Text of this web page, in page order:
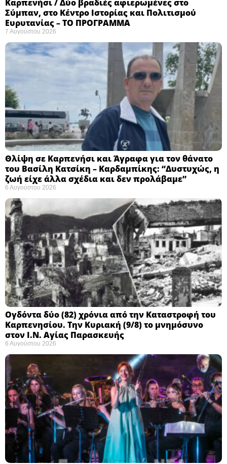
Καρπενήσι / Δύο βραδιές αφιερωμένες στο
Σύμπαν, στο Κέντρο Ιστορίας και Πολιτισμού
Ευρυτανίας – ΤΟ ΠΡΟΓΡΑΜΜΑ
7 Αυγούστου 2026
Θλίψη σε Καρπενήσι και Άγραφα για τον θάνατο
του Βασίλη Κατσίκη – Καρδαμπίκης: “Δυστυχώς, η
ζωή είχε άλλα σχέδια και δεν προλάβαμε”
6 Αυγούστου 2026
Ογδόντα δύο (82) χρόνια από την Καταστροφή του
Καρπενησίου. Την Κυριακή (9/8) το μνημόσυνο
στον Ι.Ν. Αγίας Παρασκευής
6 Αυγούστου 2026